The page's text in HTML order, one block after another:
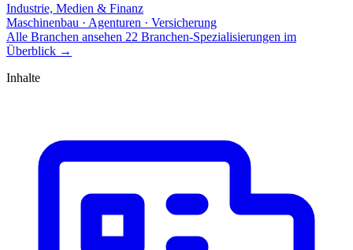
Industrie, Medien & Finanz
Maschinenbau · Agenturen · Versicherung
Alle Branchen ansehen 22 Branchen-Spezialisierungen im
Überblick →
Inhalte